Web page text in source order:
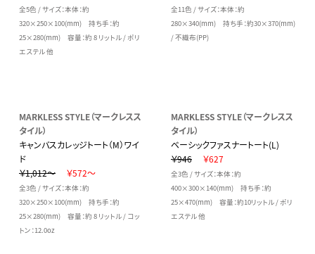
全5色 / サイズ：本体：約
320×250×100(mm) 持ち手：約
25×280(mm) 容量：約 8 リットル / ポリ
エステル 他
全11色 / サイズ：本体：約
280×340(mm) 持ち手：約30×370(mm)
/ 不織布(PP)
MARKLESS STYLE（マークレスス
タイル）
キャンバスカレッジトート（M）ワイ
ド
￥1,012～
￥572～
全3色 / サイズ：本体：約
320×250×100(mm) 持ち手：約
25×280(mm) 容量：約 8 リットル / コッ
トン：12.0oz
MARKLESS STYLE（マークレスス
タイル）
ベーシックファスナートート(L)
￥946
￥627
全3色 / サイズ：本体：約
400×300×140(mm) 持ち手：約
25×470(mm) 容量：約10リットル / ポリ
エステル 他